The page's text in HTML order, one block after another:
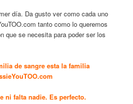
día. Da gusto ver como cada uno
tanto como lo queremos
que se necesita para poder ser los
de sangre esta la familia
ni falta nadie. Es perfecto.